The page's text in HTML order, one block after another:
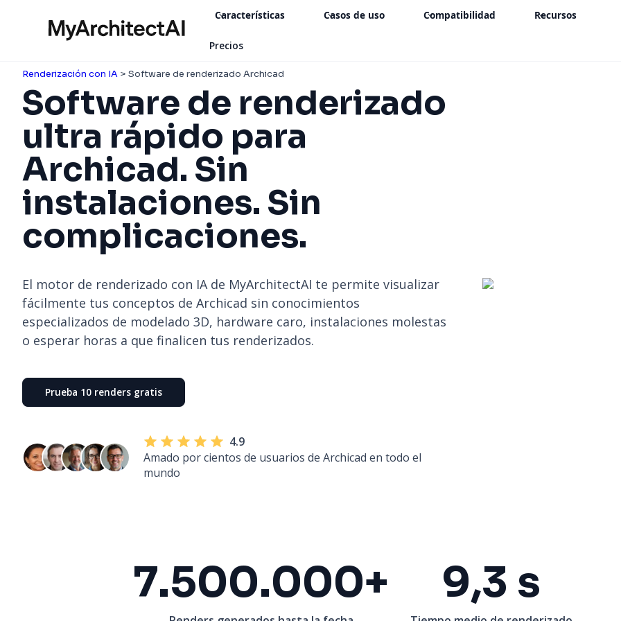
Características Casos de uso Compatibilidad Recursos
Precios
Renderización con IA > Software de renderizado Archicad
Software de renderizado
ultra rápido para
Archicad. Sin
instalaciones. Sin
complicaciones.
El motor de renderizado con IA de MyArchitectAI te permite visualizar
fácilmente tus conceptos de Archicad sin conocimientos
especializados de modelado 3D, hardware caro, instalaciones molestas
o esperar horas a que finalicen tus renderizados.
Prueba 10 renders gratis
4.9
Amado por cientos de usuarios de Archicad en todo el
mundo
7.500.000+ 9,3 s